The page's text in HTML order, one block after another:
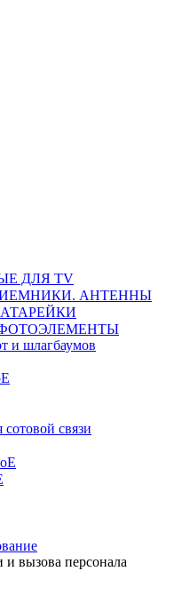
ДЛЯ TV
АНТЕННЫ
и шлагбаумов
связи
и вызова персонала